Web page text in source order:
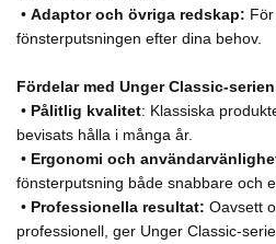
• Adaptor och övriga redskap:
fönsterputsningen efter dina behov.
Fördelar med Unger Classic-
• Pålitlig kvalitet: Klassiska
bevisats hålla i många år.
• Ergonomi och
fönsterputsning både snabbare och
• Professionella resultat: Oavsett
professionell, ger Unger Classic-